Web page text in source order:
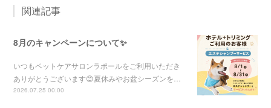
関連記事
8月のキャンペーンについて✨
いつもペットケアサロンラポールをご利用いただき
ありがとうございます😊夏休みやお盆シーズンを…
2026.07.25 00:00